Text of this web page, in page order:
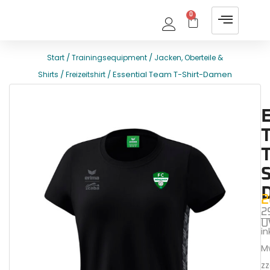
0
Start / Trainingsequipment / Jacken, Oberteile &
Shirts / Freizeitshirt / Essential Team T-Shirt-Damen